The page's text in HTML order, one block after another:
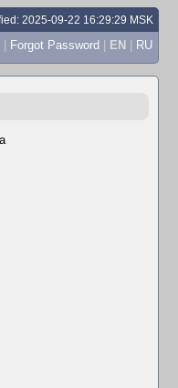
2025-09-22 16:29:29 MSK
| Forgot Password | EN | RU